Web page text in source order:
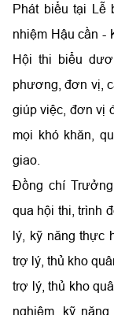
Phát biểu tại Lễ
nhiệm Hậu cần -
Hội thi biểu
phương, đơn vị,
giúp việc, đơn vị
mọi khó khăn,
giao.
Đồng chí
qua hội thi, trình
lý, kỹ năng thực
trợ lý, thủ kho
trợ lý, thủ kho
nghiệm, kỹ